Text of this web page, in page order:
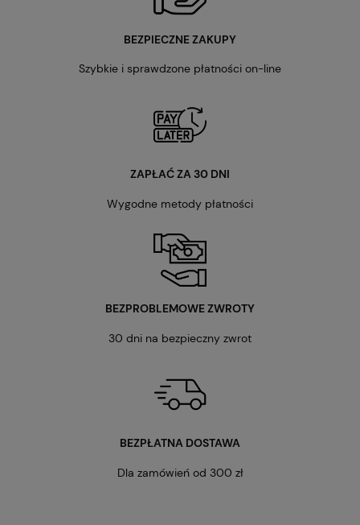
BEZPIECZNE ZAKUPY
Szybkie i sprawdzone płatności on-line
ZAPŁAĆ ZA 30 DNI
Wygodne metody płatności
BEZPROBLEMOWE ZWROTY
30 dni na bezpieczny zwrot
BEZPŁATNA DOSTAWA
Dla zamówień od 300 zł